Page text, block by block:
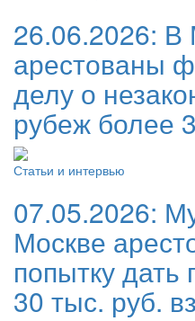
26.06.2026: В
арестованы
делу о
рубеж более
Статьи и интервью
07.05.2026:
Москве
попытку дать
30 тыс. руб.